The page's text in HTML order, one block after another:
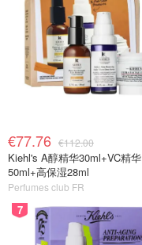
€77.76 €112.00
Kiehl's A醇精华30ml+VC精华
50ml+高保湿28ml
Perfumes club FR
7